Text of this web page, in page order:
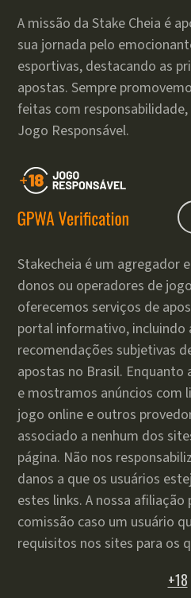
A missão da Stake Cheia é
sua jornada pelo
esportivas, destacando as
apostas. Sempre
feitas com
Jogo Responsável.
Stakecheia é um agregador
donos ou operadores de
oferecemos serviços de
portal informativo, incluindo
recomendações subjetivas
apostas no Brasil.
e mostramos anúncios com
jogo online e outros
associado a nenhum dos
página. Não nos
danos a que os usuários
estes links. A nossa
comissão caso um usuário
requisitos nos sites para os
+18